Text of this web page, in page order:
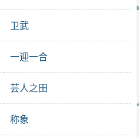
卫武
一迎一合
芸人之田
称象